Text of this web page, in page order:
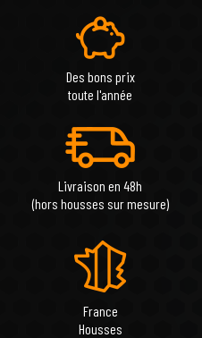
Des bons prix
toute l'année
Livraison en 48h
(hors housses sur mesure)
France
Housses